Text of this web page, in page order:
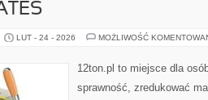
LUT - 24 - 2026 MOŻLIWOŚĆ
12ton.pl to miejsce dla
sprawność, zredukować